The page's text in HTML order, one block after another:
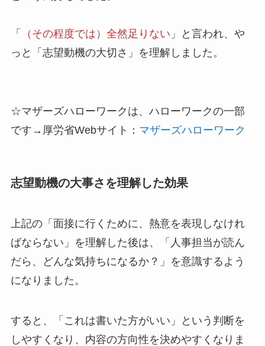
「 （その程度では）全然足りない 」と言われ、や
っと「志望動機の大切さ」を理解しました。
☆マザーズハローワークは、ハローワークの一部
です→厚労省Webサイト： マザーズハローワーク
志望動機の大事さを理解した効果
上記の「面接に行くために、熱意を表現しなけれ
ばならない」を理解した後は、「人事担当が読ん
だら、どんな気持ちになるか？」を意識するよう
になりました。
すると、「これは書いた方がいい」という判断を
しやすくなり、内容の方向性を決めやすくなりま